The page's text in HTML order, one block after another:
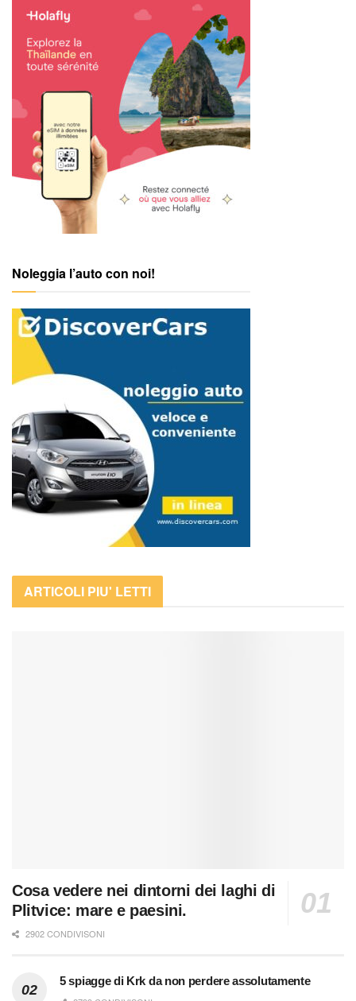
Noleggia l’auto con noi!
ARTICOLI PIU' LETTI
Cosa vedere nei dintorni dei laghi di
Plitvice: mare e paesini.
2902 CONDIVISONI
5 spiagge di Krk da non perdere assolutamente